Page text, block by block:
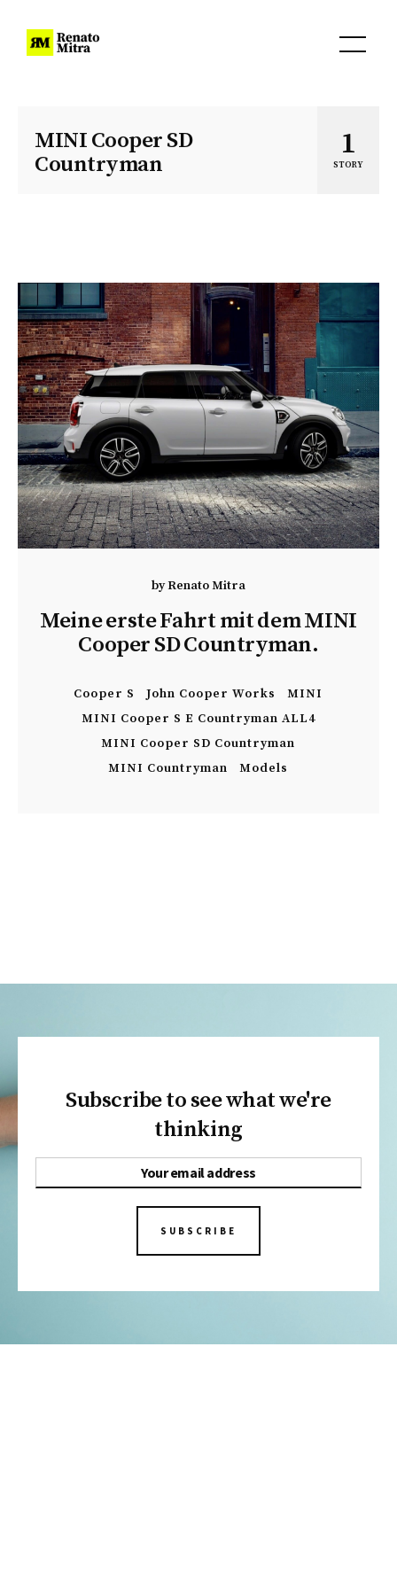
MINI Cooper SD
Countryman
1
STORY
byRenato Mitra
Meine erste Fahrt mit dem MINI
Cooper SD Countryman.
Cooper S John Cooper Works
MINI
MINI Cooper S E Countryman ALL4
MINI Cooper SD Countryman
MINI Countryman
Models
Subscribe to see what we're
thinking
SUBSCRIBE